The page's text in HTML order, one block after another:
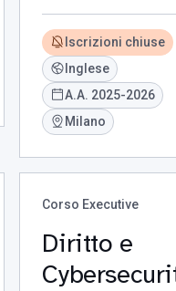
Iscrizioni chiuse
Inglese
A.A. 2025-2026
Milano
Corso Executive
Diritto e